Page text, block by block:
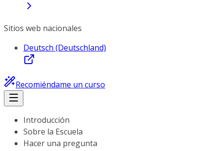
Sitios web nacionales
Deutsch (Deutschland)
Recomiéndame un curso
Introducción
Sobre la Escuela
Hacer una pregunta